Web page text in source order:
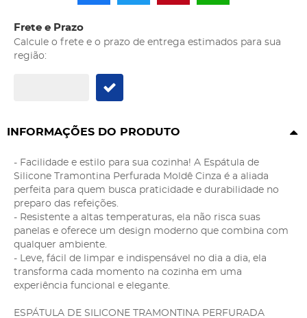
Frete e Prazo
Calcule o frete e o prazo de entrega estimados para sua
região:
INFORMAÇÕES DO PRODUTO
- Facilidade e estilo para sua cozinha! A Espátula de
Silicone Tramontina Perfurada Moldê Cinza é a aliada
perfeita para quem busca praticidade e durabilidade no
preparo das refeições.
- Resistente a altas temperaturas, ela não risca suas
panelas e oferece um design moderno que combina com
qualquer ambiente.
- Leve, fácil de limpar e indispensável no dia a dia, ela
transforma cada momento na cozinha em uma
experiência funcional e elegante.
ESPÁTULA DE SILICONE TRAMONTINA PERFURADA